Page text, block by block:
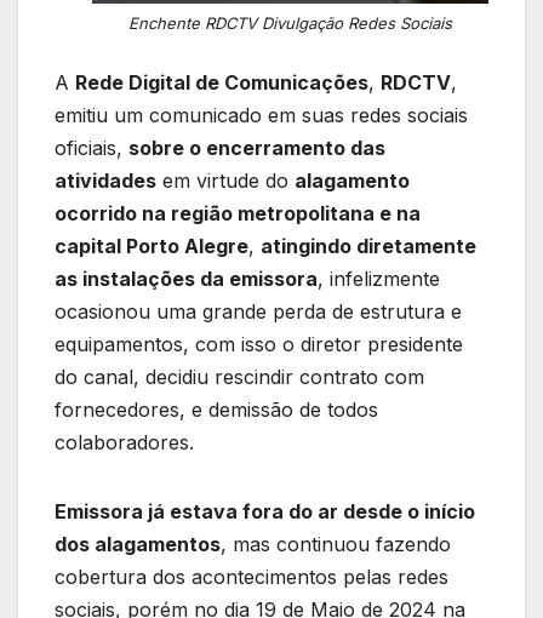
Enchente RDCTV Divulgação Redes Sociais
A Rede Digital de Comunicações, RDCTV,
emitiu um comunicado em suas redes sociais
oficiais, sobre o encerramento das
atividades em virtude do alagamento
ocorrido na região metropolitana e na
capital Porto Alegre, atingindo diretamente
as instalações da emissora, infelizmente
ocasionou uma grande perda de estrutura e
equipamentos, com isso o diretor presidente
do canal, decidiu rescindir contrato com
fornecedores, e demissão de todos
colaboradores.
Emissora já estava fora do ar desde o início
dos alagamentos, mas continuou fazendo
cobertura dos acontecimentos pelas redes
sociais, porém no dia 19 de Maio de 2024 na